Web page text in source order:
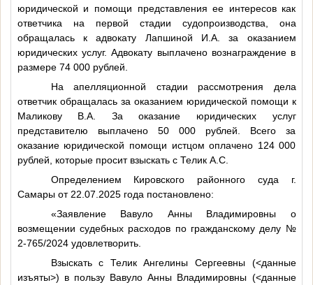
юридической и помощи представления ее интересов как
ответчика на первой стадии судопроизводства, она
обращалась к адвокату Лапшиной И.А. за оказанием
юридических услуг. Адвокату выплачено вознаграждение в
размере 74 000 рублей.
На апелляционной стадии рассмотрения дела
ответчик обращалась за оказанием юридической помощи к
Маликову В.А. За оказание юридических услуг
представителю выплачено 50 000 рублей. Всего за
оказание юридической помощи истцом оплачено 124 000
рублей, которые просит взыскать с Телик А.С.
Определением Кировского районного суда г.
Самары от 22.07.2025 года постановлено:
«Заявление Вавуло Анны Владимировны о
возмещении судебных расходов по гражданскому делу №
2-765/2024 удовлетворить.
Взыскать с Телик Ангелины Сергеевны (<данные
изъяты>) в пользу Вавуло Анны Владимировны (<данные